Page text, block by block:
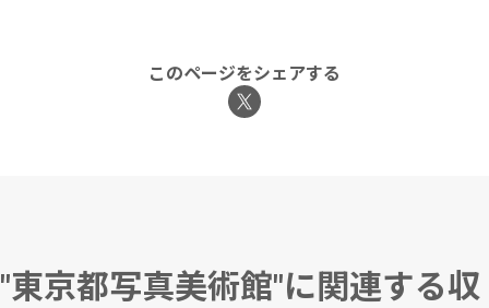
このページをシェアする
"東京都写真美術館"に関連する収